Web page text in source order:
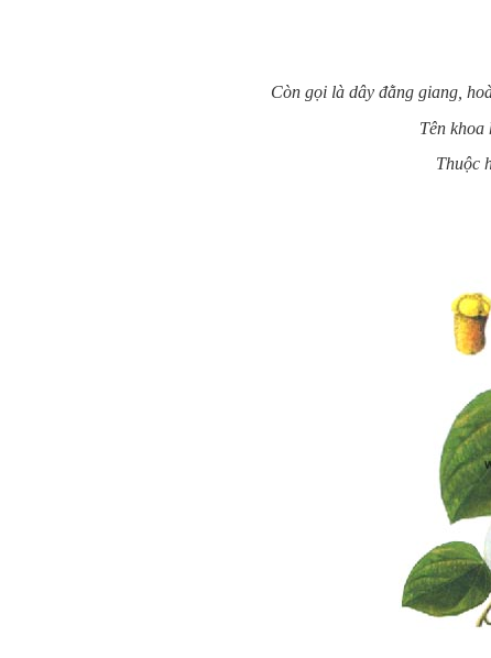
Còn gọi là dây đằng giang,
Tên khoa
Thuộc